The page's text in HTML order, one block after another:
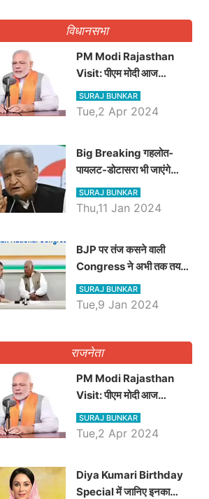
विधानसभा
PM Modi Rajasthan
Visit: पीएम मोदी आज
राजस्थान में कोटपूतली में करेंगे
विशाल रैली, एक सभा से 8 सीटों
SURAJ BUNKAR
Tue,2 Apr 2024
Big Breaking गहलोत-
पायलट-डोटासरा भी जाएंगे
अयोध्या, करेंगे रामलला के दर्शन
SURAJ BUNKAR
Thu,11 Jan 2024
BJP पर तंज कसने वाली
Congress ने अभी तक तय
नहीं किया नेता प्रतिपक्ष, जानें
कौन होगा दावेदार
SURAJ BUNKAR
Tue,9 Jan 2024
राजनेता
PM Modi Rajasthan
Visit: पीएम मोदी आज
राजस्थान में कोटपूतली में करेंगे
विशाल रैली, एक सभा से 8 सीटों
SURAJ BUNKAR
Tue,2 Apr 2024
Diya Kumari Birthday
Special में जानिए इनका